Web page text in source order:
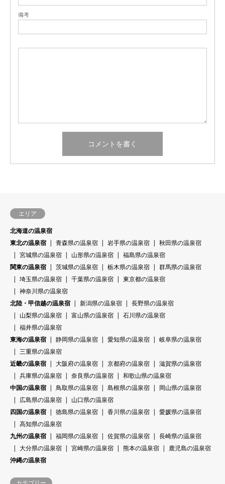
備考
エリア
北海道の温泉宿
東北の温泉宿
青森県の温泉宿 岩手県の温泉宿
秋田県の温泉宿
宮城県の温泉宿
山形県の温泉宿
福島県の温泉宿
関東の温泉宿
茨城県の温泉宿 栃木県の温泉宿
群馬県の温泉宿
埼玉県の温泉宿
千葉県の温泉宿
東京都の温泉宿
神奈川県の温泉宿
北陸・甲信越の温泉宿
新潟県の温泉宿
長野県の温泉宿
山梨県の温泉宿
富山県の温泉宿
石川県の温泉宿
福井県の温泉宿
東海の温泉宿
静岡県の温泉宿 愛知県の温泉宿
岐阜県の温泉宿
三重県の温泉宿
近畿の温泉宿
大阪府の温泉宿 京都府の温泉宿
滋賀県の温泉宿
兵庫県の温泉宿
奈良県の温泉宿
和歌山県の温泉宿
中国の温泉宿
鳥取県の温泉宿 島根県の温泉宿
岡山県の温泉宿
広島県の温泉宿
山口県の温泉宿
四国の温泉宿
徳島県の温泉宿 香川県の温泉宿
愛媛県の温泉宿
高知県の温泉宿
九州の温泉宿
福岡県の温泉宿 佐賀県の温泉宿
長崎県の温泉宿
大分県の温泉宿
宮崎県の温泉宿 熊本の温泉宿
鹿児島の温泉宿
沖縄の温泉宿